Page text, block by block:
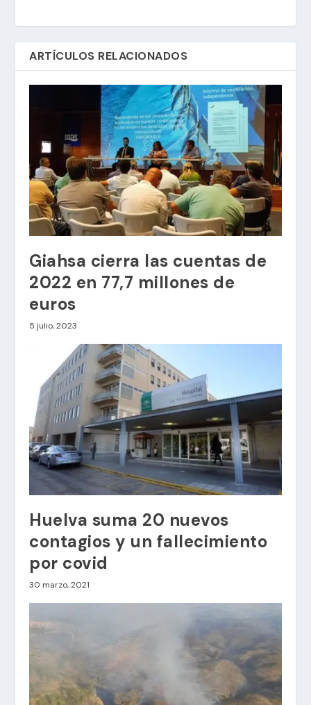
ARTÍCULOS RELACIONADOS
Giahsa cierra las cuentas de
2022 en 77,7 millones de
euros
5 julio, 2023
Huelva suma 20 nuevos
contagios y un fallecimiento
por covid
30 marzo, 2021